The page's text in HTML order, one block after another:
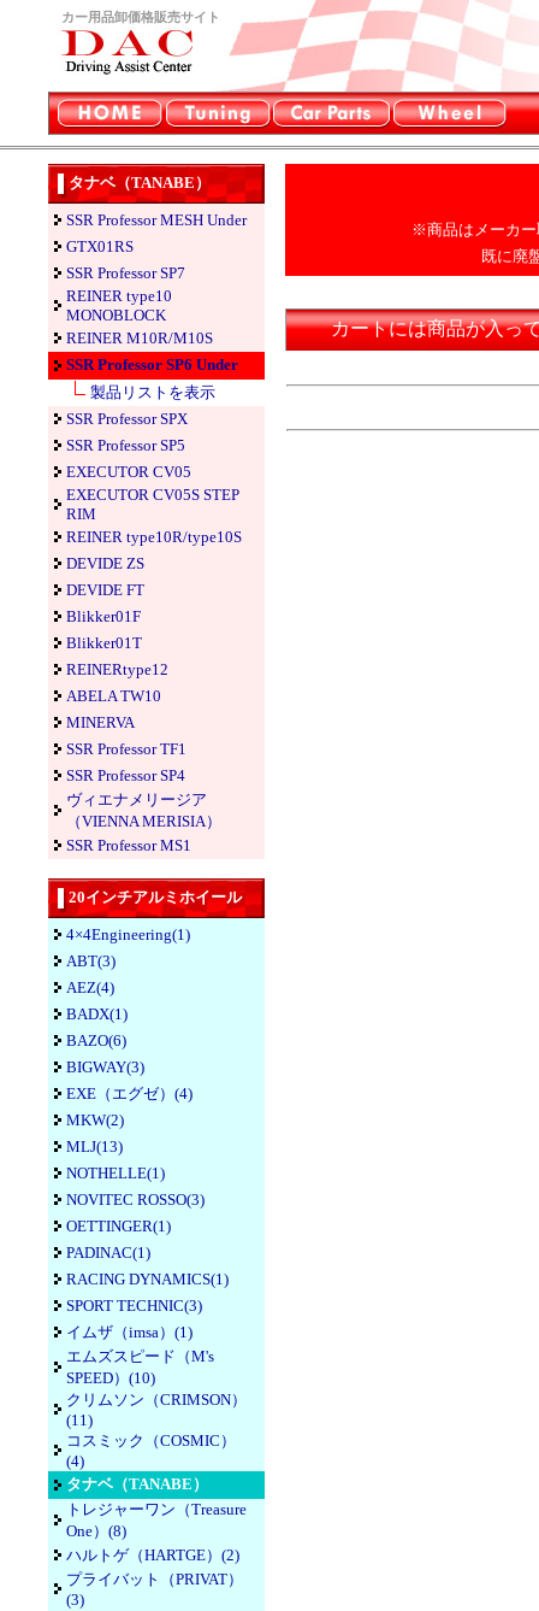
カー用品卸価格販売サイト
タナベ（TANABE）
SSR Professor MESH Under
GTX01RS
SSR Professor SP7
REINER type10
MONOBLOCK
REINER M10R/M10S
SSR Professor SP6 Under
製品リストを表示
SSR Professor SPX
SSR Professor SP5
EXECUTOR CV05
EXECUTOR CV05S STEP
RIM
REINER type10R/type10S
DEVIDE ZS
DEVIDE FT
Blikker01F
Blikker01T
REINERtype12
ABELA TW10
MINERVA
SSR Professor TF1
SSR Professor SP4
ヴィエナメリージア
（VIENNA MERISIA）
SSR Professor MS1
20インチアルミホイール
4×4Engineering(1)
ABT(3)
AEZ(4)
BADX(1)
BAZO(6)
BIGWAY(3)
EXE（エグゼ）(4)
MKW(2)
MLJ(13)
NOTHELLE(1)
NOVITEC ROSSO(3)
OETTINGER(1)
PADINAC(1)
RACING DYNAMICS(1)
SPORT TECHNIC(3)
イムザ（imsa）(1)
エムズスピード（M's
SPEED）(10)
クリムソン（CRIMSON）
(11)
コスミック（COSMIC）
(4)
タナベ（TANABE）
トレジャーワン（Treasure
One）(8)
ハルトゲ（HARTGE）(2)
プライバット（PRIVAT）
(3)
※商品はメーカー
既に廃
カートには商品が入っ